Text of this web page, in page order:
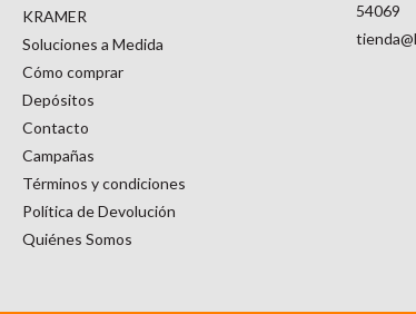
KRAMER
Soluciones a Medida
Cómo comprar
Depósitos
Contacto
Campañas
Términos y condiciones
Política de Devolución
Quiénes Somos
54069